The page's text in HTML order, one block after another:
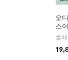
오
스